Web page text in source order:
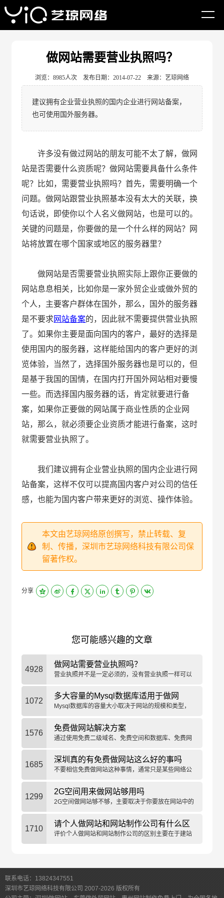
网站首页 如何做网站
做网站需要营业执照吗？
浏览：8985人次 发布日期：2014-07-22 来源：艺琼网络
建议拥有企业营业执照的国内企业进行网站备案，
也可使用国外服务器。
许多没有做过网站的朋友可能不太了解，做网
站是否需要什么资质呢？做网站需要具备什么条件
呢？比如，需要营业执照吗？首先，需要明确一个
问题。做网站跟营业执照基本没有太大的关联，换
句话说，即使你以个人名义做网站，也是可以的。
关键的问题是，你要做的是一个什么样的网站？网
站将放置在哪个国家或地区的服务器里？
做网站是否需要营业执照实际上跟你正要做的
网站息息相关，比如你是一家外贸企业或做外贸的
个人，主要客户群体在国外，那么，国外的服务器
是不要求 网站备案的，因此就不需要提供营业执照
了。如果你主要是面向国内的客户，最好的选择是
使用国内的服务器，这样能给国内的客户更好的浏
览体验，当然了，选择国外服务器也是可以的，但
是基于我国的国情，在国内打开国外网站相对要慢
一些。而选择国内服务器的话，肯定就要进行备
案，如果你正要做的网站属于商业性质的企业网
站，那么，就必须要企业资质才能进行备案，这时
就需要营业执照了。
我们建议拥有企业营业执照的国内企业进行网
站备案，这样不仅可以提高国内客户对公司的信任
感，也能为国内客户带来更好的浏览、操作体验。
本文由艺琼网络原创撰写，禁止转载、复
制、传播，深圳市艺琼网络科技有限公司保
留著作权。
分享
您可能感兴趣的文章
4928
做网站需要营业执照吗？
营业执照并不是一定必须的，没有营业执照一样可以
1072
多大容量的Mysql数据库适用于做网
站？
Mysql数据库的容量大小取决于网站的规模和类型，
网站稳定运行的关键。
1576
免费做网站解决方案
通过使用免费二级域名、免费空间和数据库、免费网
1685
深圳真的有免费做网站这么好的事吗
不要相信免费做网站这种事情，通常只是某些网络公
1299
2G空间用来做网站够用吗
2G空间做网站够不够，主要取决于你要放在网站中的
1710
请个人做网站和网站制作公司有什么区
别
评价个人做网站和网站制作公司的区别主要在于建站
联系电话：13824347551
深圳市艺琼网络科技有限公司 2007-2026 版权所有